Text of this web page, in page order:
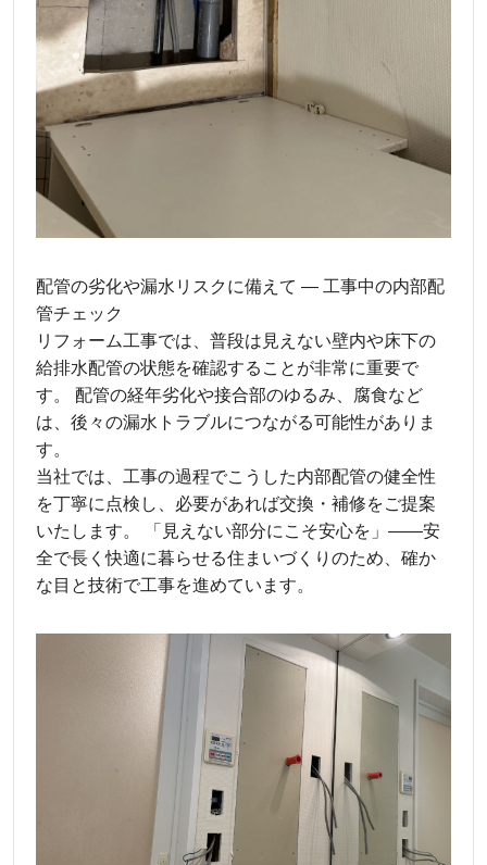
配管の劣化や漏水リスクに備えて ― 工事中の内部配
管チェック
リフォーム工事では、普段は見えない壁内や床下の
給排水配管の状態を確認することが非常に重要で
す。 配管の経年劣化や接合部のゆるみ、腐食など
は、後々の漏水トラブルにつながる可能性がありま
す。
当社では、工事の過程でこうした内部配管の健全性
を丁寧に点検し、必要があれば交換・補修をご提案
いたします。 「見えない部分にこそ安心を」――安
全で長く快適に暮らせる住まいづくりのため、確か
な目と技術で工事を進めています。